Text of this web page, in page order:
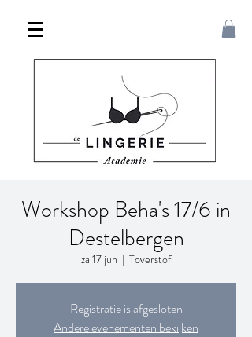
Workshop Beha's 17/6 in
Destelbergen
za 17 jun
  |
Toverstof
Registratie is afgesloten
Andere evenementen bekijken